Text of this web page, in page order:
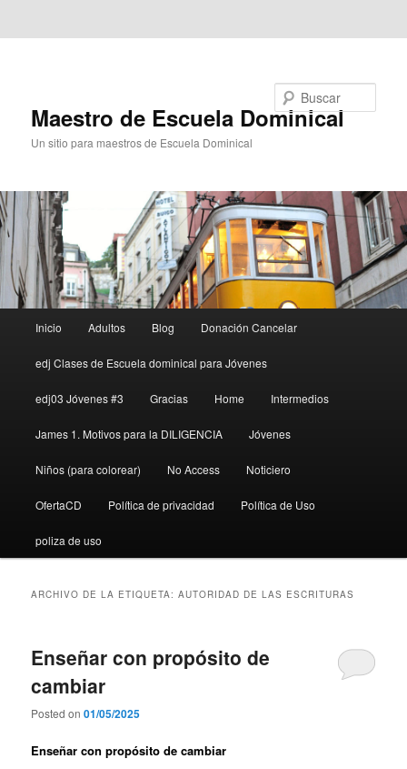
Maestro de Escuela Dominical
Un sitio para maestros de Escuela Dominical
principal
Inicio Adultos Blog Donación Cancelar
edj Clases de Escuela dominical para Jóvenes
edj03 Jóvenes #3 Gracias Home Intermedios
James 1. Motivos para la DILIGENCIA Jóvenes
Niños (para colorear) No Access Noticiero
OfertaCD Política de privacidad Política de Uso
poliza de uso
ARCHIVO DE LA ETIQUETA:AUTORIDAD DE LAS ESCRITURAS
Enseñar con propósito de
cambiar
Posted on01/05/2025
Enseñar con propósito de cambiar